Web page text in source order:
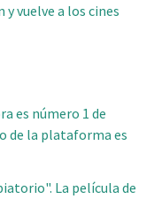
vuelve a los cines
es número 1 de
de la plataforma es
La película de